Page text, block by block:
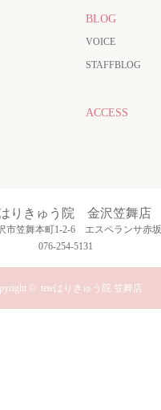
BLOG
VOICE
STAFFBLOG
ACCESS
りきゅう院 金沢笠舞店
市笠舞本町1-2-6 エスペランサ赤
076-254-5131
© teteはりきゅう院 笠舞店